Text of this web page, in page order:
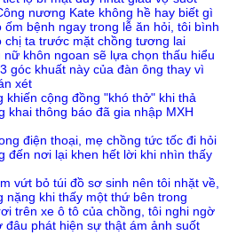
nương Kate không hề hay biết gì
ốm bệnh ngay trong lễ ăn hỏi, tôi bình
chị ta trước mặt chồng tương lai
khôn ngoan sẽ lựa chọn thấu hiểu
góc khuất này của đàn ông thay vì
xét
khiến cộng đồng "khó thở" khi thả
khai thông báo đã gia nhập MXH
điện thoại, mẹ chồng tức tốc đi hỏi
đến nơi lại khen hết lời khi nhìn thấy
vứt bỏ túi đồ sơ sinh nên tôi nhặt về,
nặng khi thấy một thứ bên trong
trên xe ô tô của chồng, tôi nghi ngờ
đâu phát hiện sự thật ám ảnh suốt